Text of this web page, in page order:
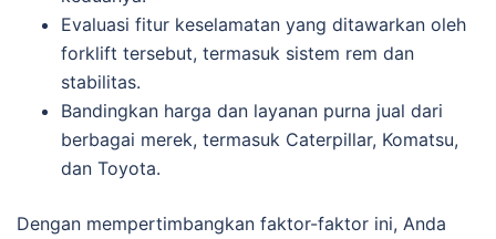
Evaluasi fitur keselamatan yang ditawarkan oleh
forklift tersebut, termasuk sistem rem dan
stabilitas.
Bandingkan harga dan layanan purna jual dari
berbagai merek, termasuk Caterpillar, Komatsu,
dan Toyota.
Dengan mempertimbangkan faktor-faktor ini, Anda